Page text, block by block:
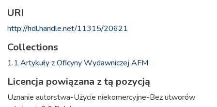
URI
http://hdl.handle.net/11315/20621
Collections
1.1 Artykuły z Oficyny Wydawniczej AFM
Licencja powiązana z tą pozycją
Uznanie autorstwa-Użycie niekomercyjne-Bez utworów